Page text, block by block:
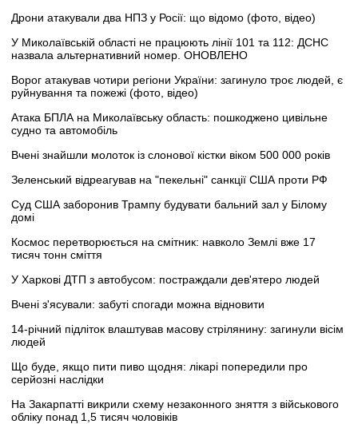
Дрони атакували два НПЗ у Росії: що відомо (фото, відео)
У Миколаївській області не працюють лінії 101 та 112: ДСНС
назвала альтернативний номер. ОНОВЛЕНО
Ворог атакував чотири регіони України: загинуло троє людей, є
руйнування та пожежі (фото, відео)
Атака БПЛА на Миколаївську область: пошкоджено цивільне
судно та автомобіль
Вчені знайшли молоток із слонової кістки віком 500 000 років
Зеленський відреагував на "пекельні" санкції США проти РФ
Суд США заборонив Трампу будувати бальний зал у Білому
домі
Космос перетворюється на смітник: навколо Землі вже 17
тисяч тонн сміття
У Харкові ДТП з автобусом: постраждали дев'ятеро людей
Вчені з'ясували: забуті спогади можна відновити
14-річний підліток влаштував масову стрілянину: загинули вісім
людей
Що буде, якщо пити пиво щодня: лікарі попередили про
серйозні наслідки
На Закарпатті викрили схему незаконного зняття з військового
обліку понад 1,5 тисяч чоловіків